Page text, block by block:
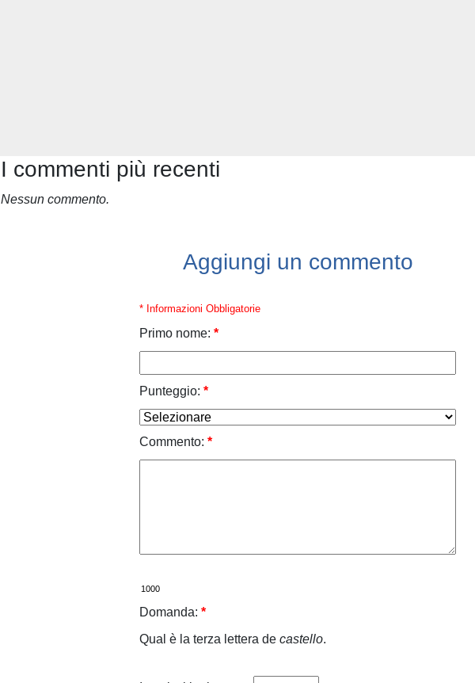
I commenti più recenti
Nessun commento.
Aggiungi un commento
* Informazioni Obbligatorie
Primo nome: *
Punteggio: *
Commento: *
Domanda: *
Qual è la terza lettera de castello.